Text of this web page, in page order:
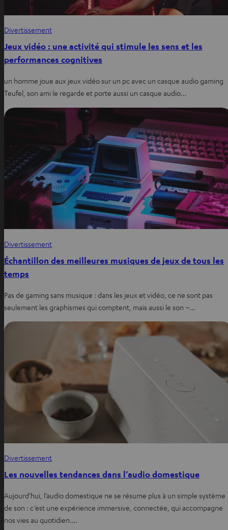
Divertissement
Jeux vidéo : une activité qui stimule les sens et les
performances cognitives
un homme joue aux jeux vidéo sur un pc avec un casque audio gaming
Teufel, son ami le regarde et porte aussi un casque audio…
Divertissement
Échantillon des meilleures musiques de jeux de tous les
temps
Pas de gaming sans musique : dans les jeux et vidéo, ce ne sont pas
seulement les graphismes qui comptent, mais aussi le son –…
Divertissement
Les nouvelles tendances dans l’audio domestique
Aujourd’hui, l’audio domestique ne se résume plus à un simple système
de son : c’est une expérience immersive, connectée, qui accompagne
nos vies au quotidien.…